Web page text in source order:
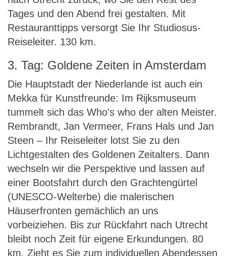
Tages und den Abend frei gestalten. Mit
Restauranttipps versorgt Sie Ihr Studiosus-
Reiseleiter. 130 km.
3. Tag: Goldene Zeiten in Amsterdam
Die Hauptstadt der Niederlande ist auch ein
Mekka für Kunstfreunde: Im Rijksmuseum
tummelt sich das Who's who der alten Meister.
Rembrandt, Jan Vermeer, Frans Hals und Jan
Steen – Ihr Reiseleiter lotst Sie zu den
Lichtgestalten des Goldenen Zeitalters. Dann
wechseln wir die Perspektive und lassen auf
einer Bootsfahrt durch den Grachtengürtel
(UNESCO-Welterbe) die malerischen
Häuserfronten gemächlich an uns
vorbeiziehen. Bis zur Rückfahrt nach Utrecht
bleibt noch Zeit für eigene Erkundungen. 80
km. Zieht es Sie zum individuellen Abendessen